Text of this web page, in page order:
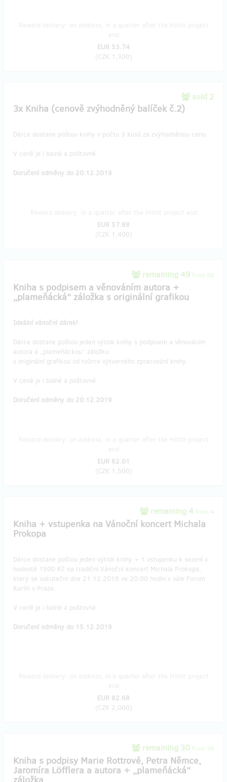
EUR 53.74
(CZK 1,300)
sold 2
3x Kniha (cenově zvýhodněný balíček č.2)
Dárce dostane poštou knihy v počtu 3 kusů za zvýhodněnou cenu.
V ceně je i balné a poštovné.
Doručení odměny do 20.12.2019
EUR 57.88
(CZK 1,400)
remaining 49 from 50
Kniha s podpisem a věnováním autora +
„plameňácká“ záložka s originální grafikou
Ideální vánoční dárek!
Dárce dostane poštou jeden výtisk knihy s podpisem a věnováním
autora a „plameňáckou“ záložku
s originální grafikou od tvůrce výtvarného zpracování knihy.
V ceně je i balné a poštovné.
Doručení odměny do 20.12.2019
EUR 62.01
(CZK 1,500)
remaining 4 from 4
Kniha + vstupenka na Vánoční koncert Michala
Prokopa
Dárce dostane poštou jeden výtisk knihy + 1 vstupenku k sezení v
hodnotě 1500 Kč na tradiční Vánoční koncert Michala Prokopa,
který se uskuteční dne 21.12.2019 ve 20.00 hodin v sále Forum
Karlín v Praze.
V ceně je i balné a poštovné.
Doručení odměny do 15.12.2019
EUR 82.68
(CZK 2,000)
remaining 30 from 30
Kniha s podpisy Marie Rottrové, Petra Němce,
Jaromíra Löfflera a autora + „plameňácká“